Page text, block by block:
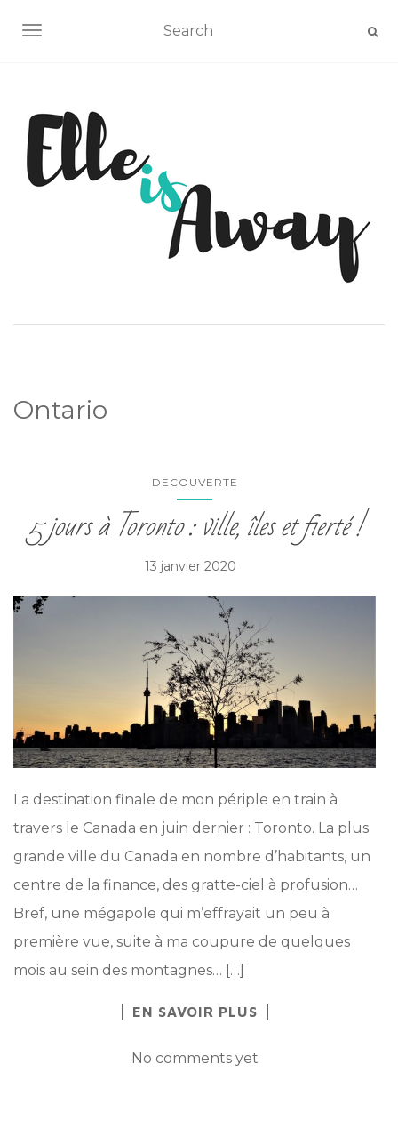
AFFICHER/MASQUER LA NAVIGATION
Ontario
DECOUVERTE
5 jours à Toronto : ville, îles et fierté !
13 janvier 2020
La destination finale de mon périple en train à
travers le Canada en juin dernier : Toronto. La plus
grande ville du Canada en nombre d’habitants, un
centre de la finance, des gratte-ciel à profusion…
Bref, une mégapole qui m’effrayait un peu à
première vue, suite à ma coupure de quelques
mois au sein des montagnes… […]
EN SAVOIR PLUS
No comments yet